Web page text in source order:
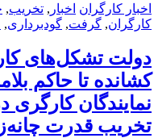
اخبار کارگران اخبار , تخریب,
کارگران, گرفت, گودبرداری,
دولت تشکل‌های
کشانده تا حاکم
نمایندگان کارگری
تخریب قدرت